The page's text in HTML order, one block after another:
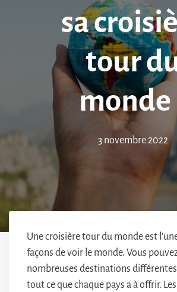
sa
tour
monde
3 novembre 2022
Une croisière tour du monde est
façons de voir le monde. Vous
nombreuses destinations
tout ce que chaque pays a à offrir.